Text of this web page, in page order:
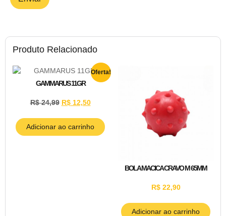
Produto Relacionado
Oferta!
GAMMARUS 11GR
R$24,99 R$12,50
Adicionar ao carrinho
BOLA MACICA CRAVO M 65MM
R$22,90
Adicionar ao carrinho